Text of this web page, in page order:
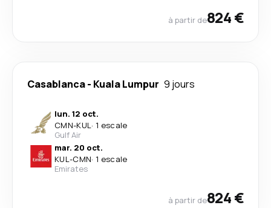
à partir de824 €
Casablanca- Kuala Lumpur 9 jours
lun. 12 oct.
CMN-KUL· 1 escale
Gulf Air
mar. 20 oct.
KUL-CMN· 1 escale
Emirates
à partir de824 €